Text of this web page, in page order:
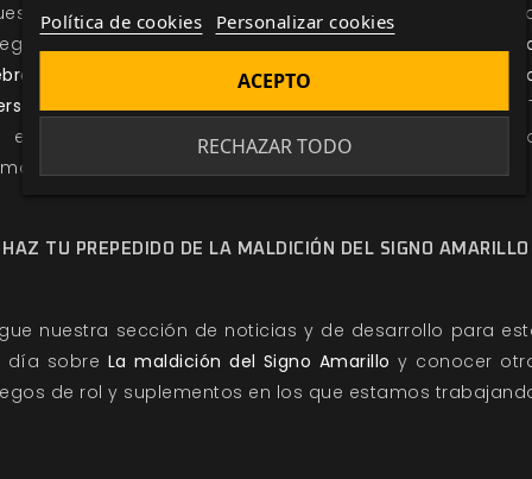
ya puedesrealizar tu prepedido,sea en tu tienda
de confianza o en nuestra web,
hasta el día 24
gratis una separata con 25 hojas
jugables(disponible hasta agotar existencias).
enviaremos tan pronto como nos llegue a
HAZ TU PREPEDIDO DE LA MALDICIÓN DEL SIGNO AMARILLO
nuestra sección de noticias y de desarrollo para
día sobre La maldición del Signo Amarillo y conocer
de rol y suplementos en los que estamos
Política de cookies Personalizar cookies
RECHAZAR TODO
ACEPTO